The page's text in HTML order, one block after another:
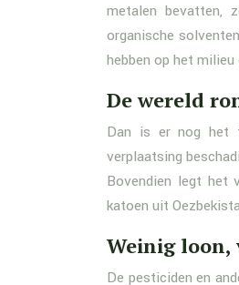
metalen bevatten,
organische
hebben op het milieu
De wereld
Dan is er nog het
verplaatsing
Bovendien legt het
katoen uit
Weinig loon,
De pesticiden en